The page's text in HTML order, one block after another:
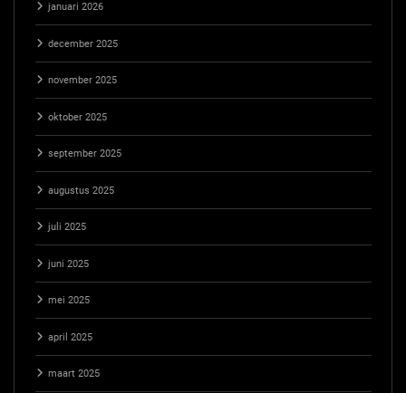
januari 2026
december 2025
november 2025
oktober 2025
september 2025
augustus 2025
juli 2025
juni 2025
mei 2025
april 2025
maart 2025